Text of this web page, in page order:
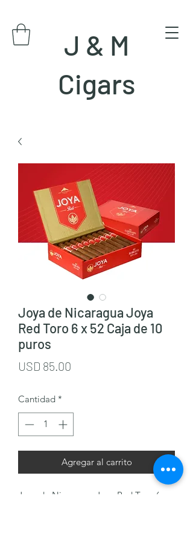
J & M
Cigars
Joya de Nicaragua Joya
Red Toro 6 x 52 Caja de 10
puros
USD 85.00
Cantidad *
Agregar al carrito
Joya de Nicaragua Joya Red Toro 6 x